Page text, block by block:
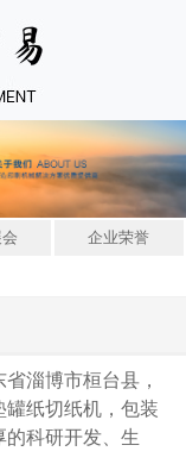
企业荣誉
淄博市桓台县，
纸切纸机，包装
的科研开发、生